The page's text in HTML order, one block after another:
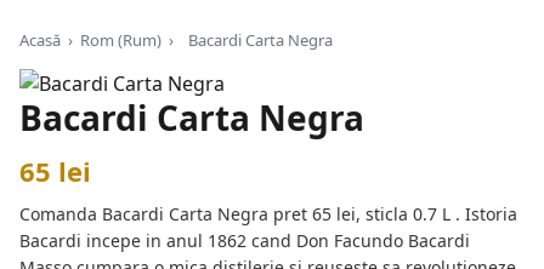
Acasă › Rom (Rum) › Bacardi Carta Negra
Bacardi Carta Negra
65 lei
Comanda Bacardi Carta Negra pret 65 lei, sticla 0.7 L . Istoria
Bacardi incepe in anul 1862 cand Don Facundo Bacardi